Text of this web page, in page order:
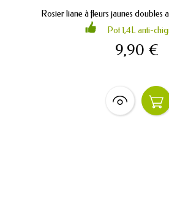
Rosier liane à fleurs jaunes doubles
Pot 1,4L anti-
9,90 €